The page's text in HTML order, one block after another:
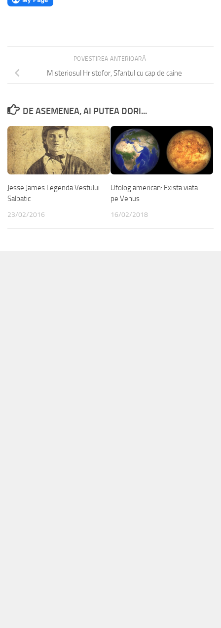
POVESTIREA ANTERIOARĂ
Misteriosul Hristofor, Sfantul cu cap de caine
DE ASEMENEA, AI PUTEA DORI...
Jesse James Legenda Vestului
Salbatic
23/02/2016
Ufolog american: Exista viata
pe Venus
16/02/2018